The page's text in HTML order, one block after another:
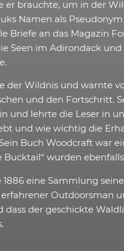
er brauchte, um in der
Namen als
Briefe an das Magazin
Seen im Adirondack
der Wildnis und warnte
und den Fortschritt.
und lehrte die Leser in
und wie wichtig die
Buch Woodcraft war
Bucktail“ wurden
eine Sammlung
erfahrener Outdoorsman
dass der geschickte